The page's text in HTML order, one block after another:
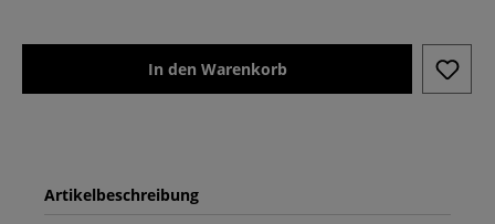
In den Warenkorb
Artikelbeschreibung